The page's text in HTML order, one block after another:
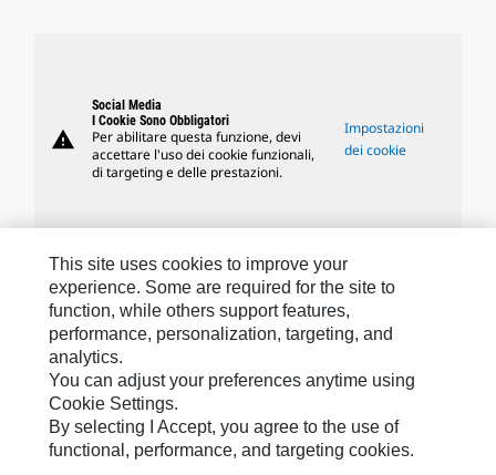
warning
Social Media
I Cookie Sono Obbligatori
Per abilitare questa funzione, devi
accettare l'uso dei cookie funzionali,
di targeting e delle prestazioni.
Impostazioni
dei cookie
Marchi Caterpillar
Caterpillar.com
Contattate Caterpillar
Le Mie Preferenze Di Marketing
This site uses cookies to improve your
experience. Some are required for the site to
function, while others support features,
performance, personalization, targeting, and
analytics.
You can adjust your preferences anytime using
Cookie Settings.
By selecting I Accept, you agree to the use of
functional, performance, and targeting cookies.